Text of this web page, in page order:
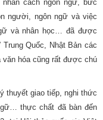
cách ngôn ngữ, bức
người, ngôn ngữ và việc
và nhân học… đã được
Quốc, Nhật Bản các
hóa cũng rất được chú
thuyết giao tiếp, nghi thức
thực chất đã bàn đến